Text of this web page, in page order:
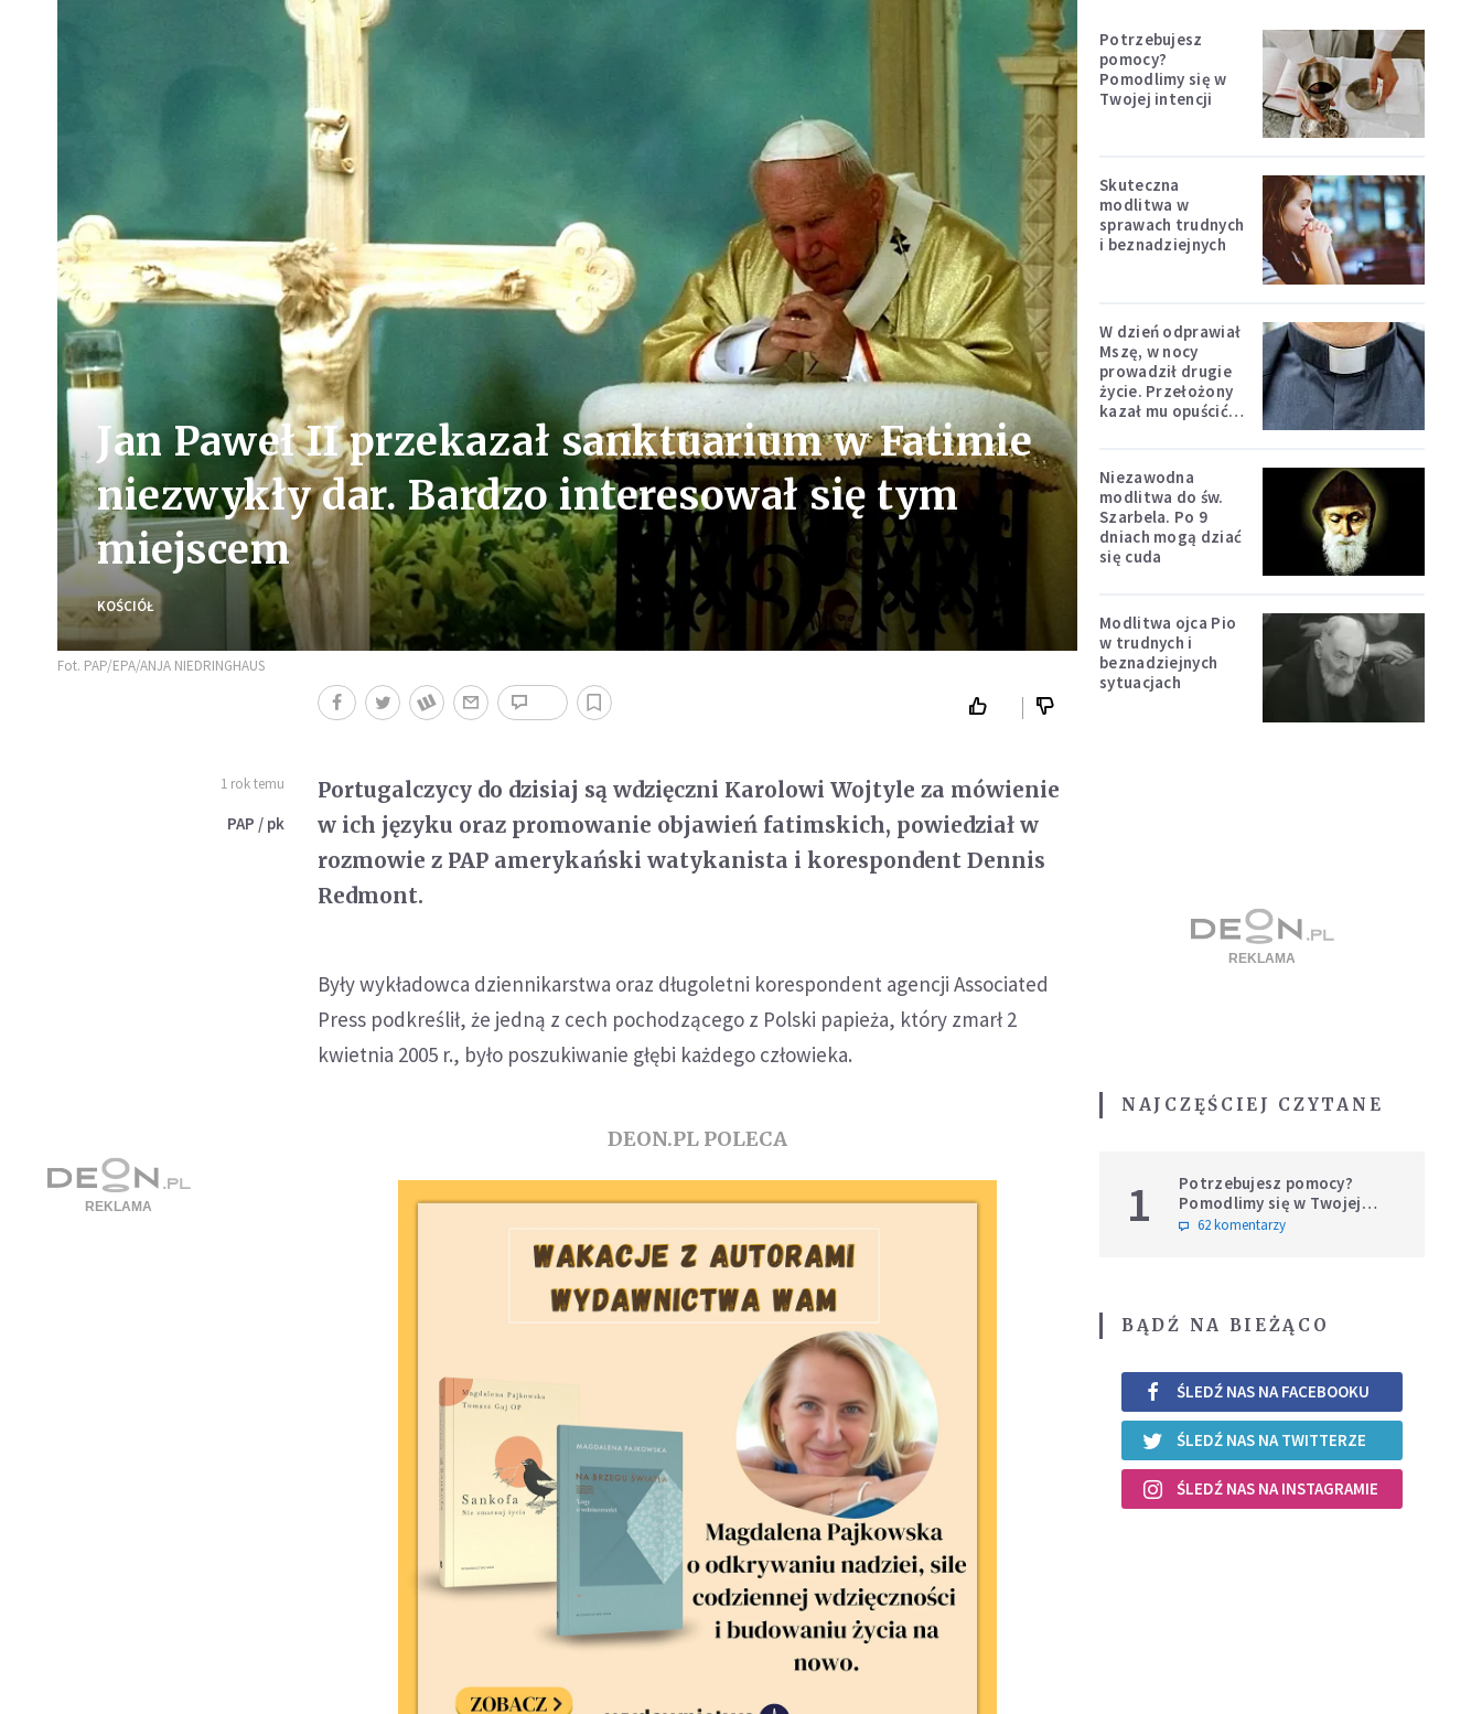
Jan Paweł II przekazał sanktuarium w Fatimie
niezwykły dar. Bardzo interesował się tym
miejscem
KOŚCIÓŁ
Fot. PAP/EPA/ANJA NIEDRINGHAUS
1 rok temu
PAP / pk
Portugalczycy do dzisiaj są wdzięczni Karolowi Wojtyle za mówienie
w ich języku oraz promowanie objawień fatimskich, powiedział w
rozmowie z PAP amerykański watykanista i korespondent Dennis
Redmont.
Były wykładowca dziennikarstwa oraz długoletni korespondent agencji Associated
Press podkreślił, że jedną z cech pochodzącego z Polski papieża, który zmarł 2
kwietnia 2005 r., było poszukiwanie głębi każdego człowieka.
DEON.PL POLECA
Potrzebujesz
pomocy?
Pomodlimy się w
Twojej intencji
Skuteczna
modlitwa w
sprawach trudnych
i beznadziejnych
W dzień odprawiał
Mszę, w nocy
prowadził drugie
życie. Przełożony
kazał mu opuścić
Niezawodna
modlitwa do św.
Szarbela. Po 9
dniach mogą dziać
się cuda
Modlitwa ojca Pio
w trudnych i
beznadziejnych
sytuacjach
NAJCZĘŚCIEJ CZYTANE
1
Potrzebujesz pomocy?
Pomodlimy się w Twojej
intencji
62 komentarzy
BĄDŹ NA BIEŻĄCO
ŚLEDŹ NAS NA FACEBOOKU
ŚLEDŹ NAS NA TWITTERZE
ŚLEDŹ NAS NA INSTAGRAMIE